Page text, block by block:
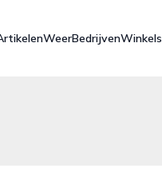
WeerBedrijvenWinkels